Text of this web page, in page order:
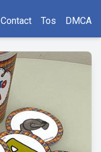
Contact Tos DMCA